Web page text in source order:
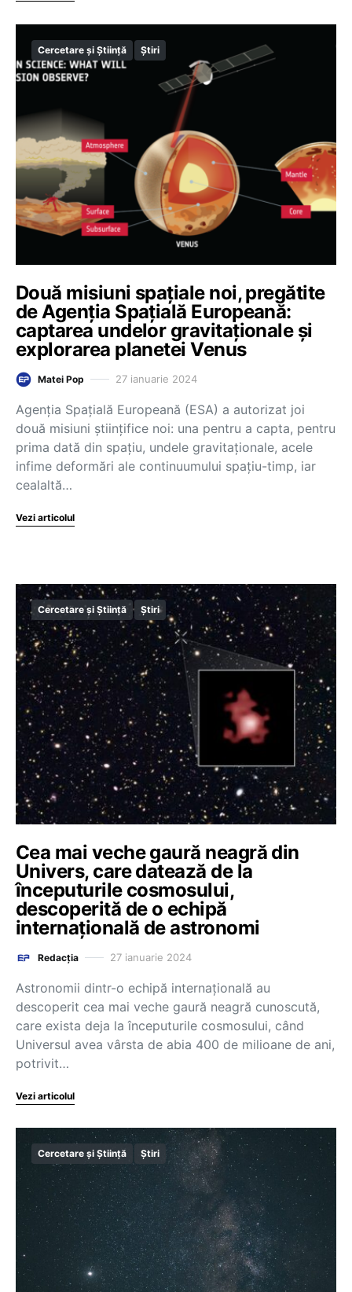
Cercetare și Știință Știri
Două misiuni spațiale noi, pregătite
de Agenţia Spaţială Europeană:
captarea undelor gravitaţionale şi
explorarea planetei Venus
Matei Pop 27 ianuarie 2024
Agenţia Spaţială Europeană (ESA) a autorizat joi
două misiuni ştiinţifice noi: una pentru a capta, pentru
prima dată din spaţiu, undele gravitaţionale, acele
infime deformări ale continuumului spaţiu-timp, iar
cealaltă…
Vezi articolul
Cercetare și Știință Știri
Cea mai veche gaură neagră din
Univers, care datează de la
începuturile cosmosului,
descoperită de o echipă
internațională de astronomi
Redacția 27 ianuarie 2024
Astronomii dintr-o echipă internaţională au
descoperit cea mai veche gaură neagră cunoscută,
care exista deja la începuturile cosmosului, când
Universul avea vârsta de abia 400 de milioane de ani,
potrivit…
Vezi articolul
Cercetare și Știință Știri